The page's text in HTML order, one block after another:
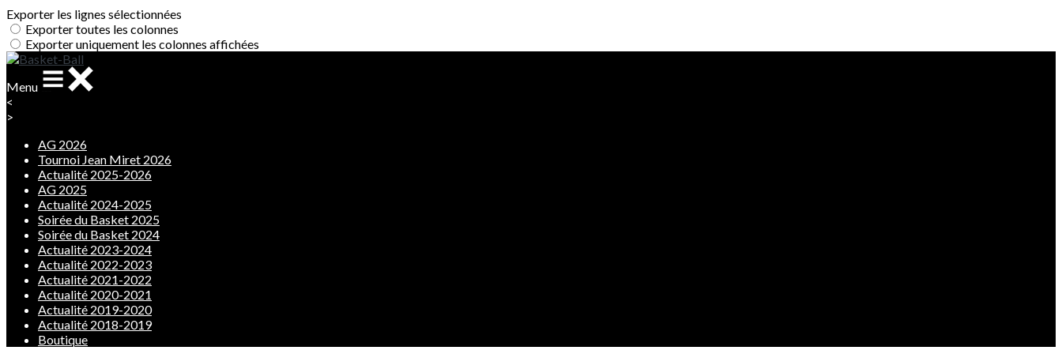
Exporter les lignes sélectionnées
Exporter toutes les colonnes
Exporter uniquement les colonnes affichées
Menu
<
>
AG 2026
Tournoi Jean Miret 2026
Actualité 2025-2026
AG 2025
Actualité 2024-2025
Soirée du Basket 2025
Soirée du Basket 2024
Actualité 2023-2024
Actualité 2022-2023
Actualité 2021-2022
Actualité 2020-2021
Actualité 2019-2020
Actualité 2018-2019
Boutique